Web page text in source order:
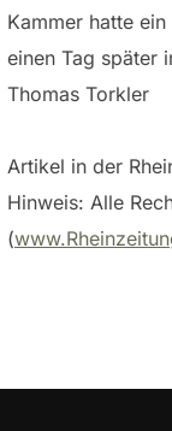
Kammer hatte
einen Tag später
Thomas Torkler
Artikel in der
Hinweis: Alle
(